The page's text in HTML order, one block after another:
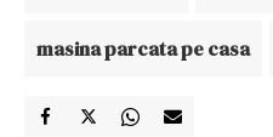
masina parcata pe casa